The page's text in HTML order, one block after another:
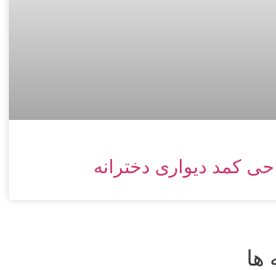
کمد دیواری دخترانه
ها